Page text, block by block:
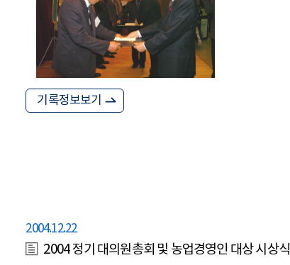
기록정보보기
2004.12.22
2004 정기 대의원총회 및 농업경영인 대상 시상식